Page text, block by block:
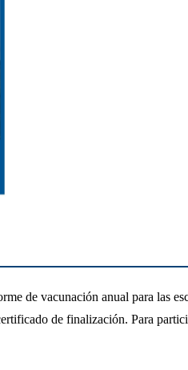
de vacunación anual para las
de finalización. Para